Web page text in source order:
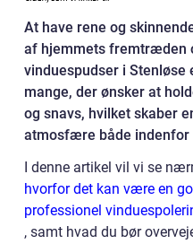
At have rene og
af hjemmets fremtræden
vinduespudser i
mange, der ønsker at
og snavs, hvilket skaber
atmosfære både indenfor
I denne artikel vil vi se
hvorfor det kan være en
professionel
, samt hvad du bør